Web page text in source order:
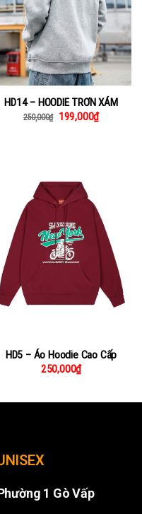
HD14 – HOODIE TRƠN XÁM
250,000₫ 199,000₫
HD5 – Áo Hoodie Cao Cấp
250,000₫
1 Gò Vấp